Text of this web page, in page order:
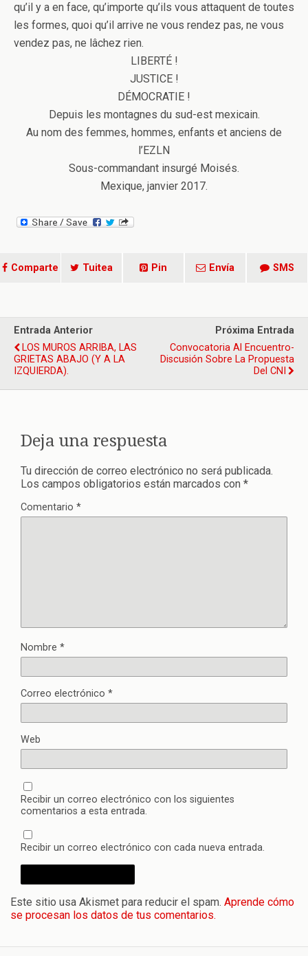
qu’il y a en face, qu’importe qu’ils vous attaquent de toutes
les formes, quoi qu’il arrive ne vous rendez pas, ne vous
vendez pas, ne lâchez rien.
LIBERTÉ !
JUSTICE !
DÉMOCRATIE !
Depuis les montagnes du sud-est mexicain.
Au nom des femmes, hommes, enfants et anciens de
l’EZLN
Sous-commandant insurgé Moisés.
Mexique, janvier 2017.
Comparte Tuitea Pin Envía SMS
Entrada Anterior
LOS MUROS ARRIBA, LAS
GRIETAS ABAJO (Y A LA
IZQUIERDA).
Próxima Entrada
Convocatoria Al Encuentro-
Discusión Sobre La Propuesta
Del CNI
Deja una respuesta
Tu dirección de correo electrónico no será publicada.
Los campos obligatorios están marcados con *
Comentario *
Nombre *
Correo electrónico *
Web
Recibir un correo electrónico con los siguientes
comentarios a esta entrada.
Recibir un correo electrónico con cada nueva entrada.
Este sitio usa Akismet para reducir el spam. Aprende cómo
se procesan los datos de tus comentarios.